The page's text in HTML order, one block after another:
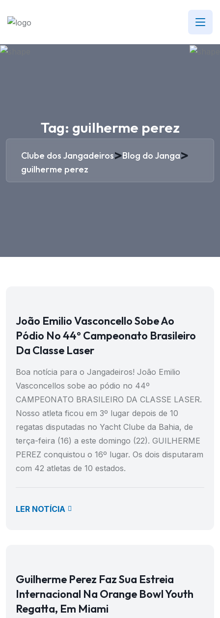
Tag: guilherme perez
Clube dos Jangadeiros>Blog do Janga>
guilherme perez
João Emilio Vasconcello Sobe Ao
Pódio No 44º Campeonato Brasileiro
Da Classe Laser
Boa notícia para o Jangadeiros! João Emilio
Vasconcellos sobe ao pódio no 44º
CAMPEONATO BRASILEIRO DA CLASSE LASER.
Nosso atleta ficou em 3º lugar depois de 10
regatas disputadas no Yacht Clube da Bahia, de
terça-feira (16) a este domingo (22). GUILHERME
PEREZ conquistou o 16º lugar. Os dois disputaram
com 42 atletas de 10 estados.
LER NOTÍCIA
Guilherme Perez Faz Sua Estreia
Internacional Na Orange Bowl Youth
Regatta, Em Miami